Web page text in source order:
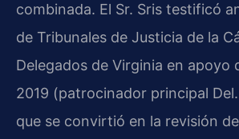
combinada. El Sr. Sris testificó
de Tribunales de Justicia de la
Delegados de Virginia en apoyo
2019 (patrocinador principal
que se convirtió en la revisión